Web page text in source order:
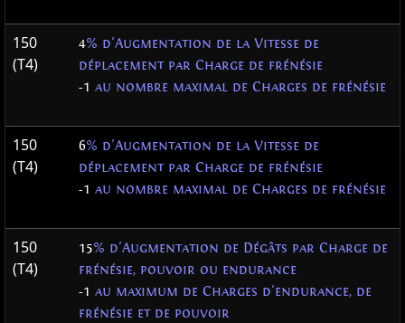
150
(T4)
4% d'Augmentation de la Vitesse de
déplacement par Charge de frénésie
-1 au nombre maximal de Charges de frénésie
150
(T4)
6% d'Augmentation de la Vitesse de
déplacement par Charge de frénésie
-1 au nombre maximal de Charges de frénésie
150
(T4)
15% d'Augmentation de Dégâts par Charge de
frénésie, pouvoir ou endurance
-1 au maximum de Charges d'endurance, de
frénésie et de pouvoir